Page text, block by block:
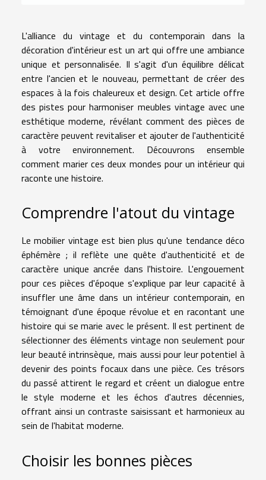
L'alliance du vintage et du contemporain dans la
décoration d'intérieur est un art qui offre une ambiance
unique et personnalisée. Il s'agit d'un équilibre délicat
entre l'ancien et le nouveau, permettant de créer des
espaces à la fois chaleureux et design. Cet article offre
des pistes pour harmoniser meubles vintage avec une
esthétique moderne, révélant comment des pièces de
caractère peuvent revitaliser et ajouter de l'authenticité
à votre environnement. Découvrons ensemble
comment marier ces deux mondes pour un intérieur qui
raconte une histoire.
Comprendre l'atout du vintage
Le mobilier vintage est bien plus qu'une tendance déco
éphémère ; il reflète une quête d'authenticité et de
caractère unique ancrée dans l'histoire. L'engouement
pour ces pièces d'époque s'explique par leur capacité à
insuffler une âme dans un intérieur contemporain, en
témoignant d'une époque révolue et en racontant une
histoire qui se marie avec le présent. Il est pertinent de
sélectionner des éléments vintage non seulement pour
leur beauté intrinsèque, mais aussi pour leur potentiel à
devenir des points focaux dans une pièce. Ces trésors
du passé attirent le regard et créent un dialogue entre
le style moderne et les échos d'autres décennies,
offrant ainsi un contraste saisissant et harmonieux au
sein de l'habitat moderne.
Choisir les bonnes pièces